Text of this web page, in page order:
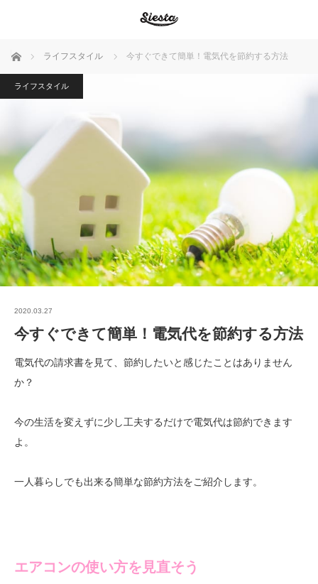
ホーム ライフスタイル 今すぐできて簡単！電気代を節約する方法
ライフスタイル
2020.03.27
今すぐできて簡単！電気代を節約する方法
電気代の請求書を見て、節約したいと感じたことはありません
か？
今の生活を変えずに少し工夫するだけで電気代は節約できます
よ。
一人暮らしでも出来る簡単な節約方法をご紹介します。
エアコンの使い方を見直そう